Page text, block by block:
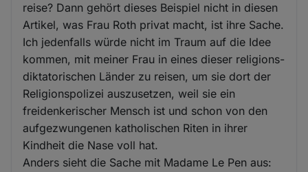
reise? Dann gehört dieses Beispiel nicht in diesen
Artikel, was Frau Roth privat macht, ist ihre Sache.
Ich jedenfalls würde nicht im Traum auf die Idee
kommen, mit meiner Frau in eines dieser religions-
diktatorischen Länder zu reisen, um sie dort der
Religionspolizei auszusetzen, weil sie ein
freidenkerischer Mensch ist und schon von den
aufgezwungenen katholischen Riten in ihrer
Kindheit die Nase voll hat.
Anders sieht die Sache mit Madame Le Pen aus: